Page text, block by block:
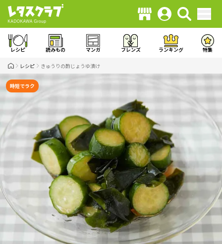
レシピ 読みもの マンガ フレンズ ランキング 特集
レシピ きゅうりの酢じょうゆ漬け
時短でラク